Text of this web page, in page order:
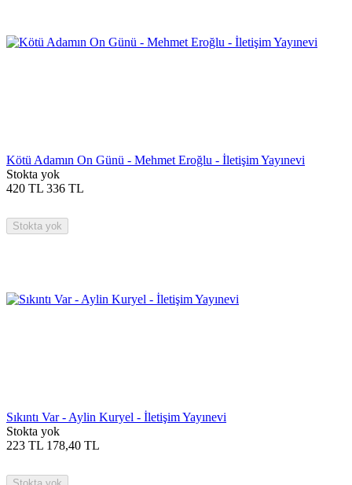
Kötü Adamın On Günü - Mehmet Eroğlu - İletişim Yayınevi
Stokta yok
420 TL 336 TL
Stokta yok
Sıkıntı Var - Aylin Kuryel - İletişim Yayınevi
Stokta yok
223 TL 178,40 TL